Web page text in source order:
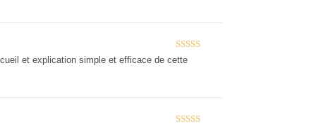
Note
et explication simple et efficace de cette